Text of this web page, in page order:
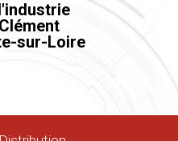
sur-Loire